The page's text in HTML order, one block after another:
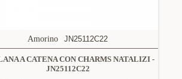
Amorino JN25112C22
A CATENA CON CHARMS NATALIZI -
JN25112C22